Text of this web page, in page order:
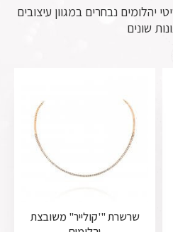
נבחרים במגוון עיצובים
שונים
שרשרת "'קולייר" משובצת